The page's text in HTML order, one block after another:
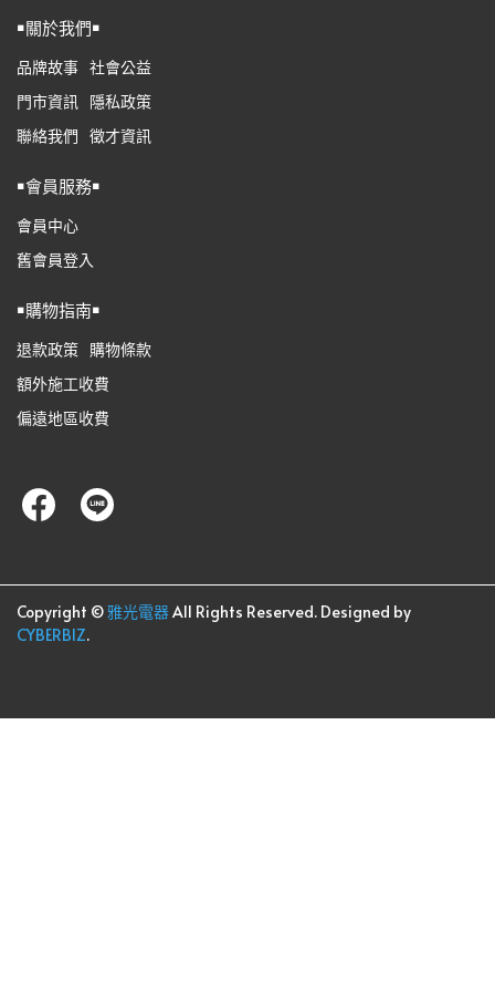
￭關於我們￭
品牌故事 社會公益
門市資訊 隱私政策
聯絡我們 徵才資訊
￭會員服務￭
會員中心
舊會員登入
￭購物指南￭
退款政策 購物條款
額外施工收費
偏遠地區收費
Copyright ©雅光電器All Rights Reserved. Designed by
CYBERBIZ.